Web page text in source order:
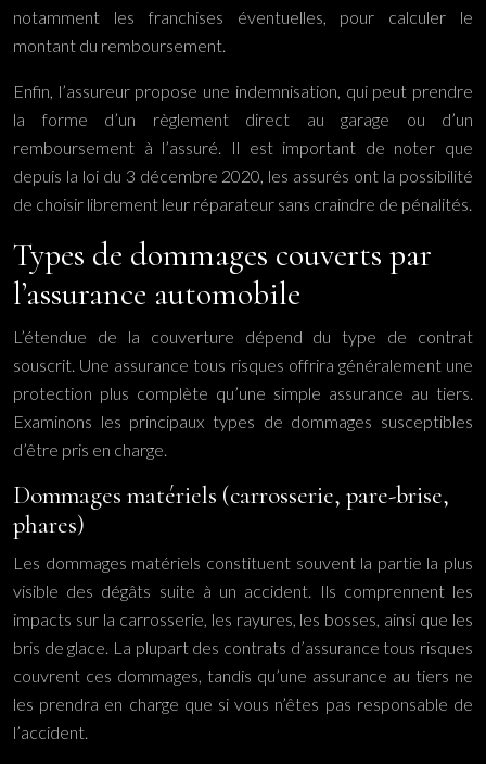
notamment les franchises éventuelles, pour calculer le
montant du remboursement.
Enfin, l’assureur propose une indemnisation, qui peut prendre
la forme d’un règlement direct au garage ou d’un
remboursement à l’assuré. Il est important de noter que
depuis la loi du 3 décembre 2020, les assurés ont la possibilité
de choisir librement leur réparateur sans craindre de pénalités.
Types de dommages couverts par
l’assurance automobile
L’étendue de la couverture dépend du type de contrat
souscrit. Une assurance tous risques offrira généralement une
protection plus complète qu’une simple assurance au tiers.
Examinons les principaux types de dommages susceptibles
d’être pris en charge.
Dommages matériels (carrosserie, pare-brise,
phares)
Les dommages matériels constituent souvent la partie la plus
visible des dégâts suite à un accident. Ils comprennent les
impacts sur la carrosserie, les rayures, les bosses, ainsi que les
bris de glace. La plupart des contrats d’assurance tous risques
couvrent ces dommages, tandis qu’une assurance au tiers ne
les prendra en charge que si vous n’êtes pas responsable de
l’accident.